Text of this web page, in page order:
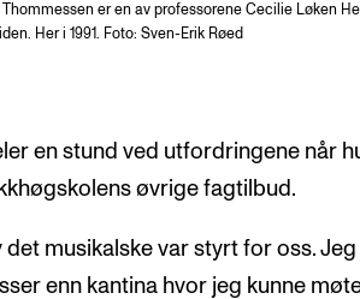
er en av professorene Cecilie Løken
Her i 1991. Foto: Sven-Erik Røed
en stund ved utfordringene når
øvrige fagtilbud.
musikalske var styrt for oss. Jeg
enn kantina hvor jeg kunne